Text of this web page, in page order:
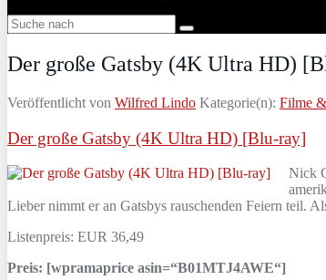
Der große Gatsby (4K Ultra HD)
Veröffentlicht von Wilfred Lindo Kategorie(n): Filme
Der große Gatsby (4K Ultra HD) [Blu-ray]
Nick
Lieber nimmt er an Gatsbys rauschenden Feiern teil.
Listenpreis: EUR 36,49
Preis: [wpramaprice asin=“B01MTJ4AWE“]